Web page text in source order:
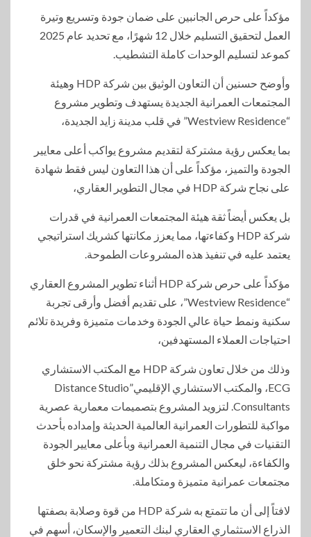
مؤكداً على حرص الجانبين على ضمان جودة وتسريع وتيرة
العمل لتحقيق التسليم خلال 12 شهرًا، مع تحديد عام 2025
كموعد لتسليم الوحدات كاملة التشطيب.
وأوضح حسنين أن التعاون الوثيق بين شركة HDP وهيئة
المجتمعات العمرانية الجديدة يستهدف وتطوير مشروع
“Westview Residence” في قلب مدينة زايد الجديدة،
بما يعكس رؤية مشتركة لتقديم مشروع يواكب أعلى معايير
الجودة والتميز، مؤكداً على أن هذا التعاون ليس فقط شهادة
على نجاح شركة HDP في مجال التطوير العقاري،
بل يعكس أيضاً ثقة هيئة المجتمعات العمرانية في قدرات
شركة HDP وكفاءتها، مما يعزز مكانتها كشريك استراتيجي
يعتمد عليه في تنفيذ هذه المشروعات الطموحة.
مؤكداً على حرص شركة HDP أثناء تطوير المشروع العقاري
“Westview Residence”، على تقديم أفضل وأرقى تجربة
سكنية ونمط حياة عالي الجودة وخدمات متميزة وفريدة تلائم
احتياجات العملاء المستهدفين،
وذلك من خلال تعاون شركة HDP مع المكتب الاستشاري
ECG، والمكتب الاستشاري الإقليمي”Distance Studio
Consultants. لتزويد المشروع بتصميمات معمارية عصرية
مواكبة للتطورات العمرانية العالمية الحديثة وإمداده بأحدث
التقنيات في مجال التنمية العمرانية وبأعلى معايير الجودة
والكفاءة، ليعكس المشروع بذلك رؤية مشتركة نحو خلق
مجتمعات عمرانية متميزة ومتكاملة.
لافتاً إلى أن ما تتمتع به شركة HDP من قوة وصلابة بصفتها
الذراع الاستثماري العقاري لبنك التعمير والإسكان، أسهم في